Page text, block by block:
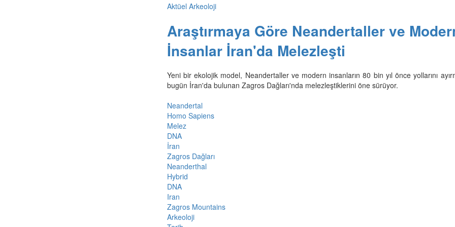
Aktüel Arkeoloji
Araştırmaya Göre Neandertaller ve
İnsanlar İran'da Melezleşti
Yeni bir ekolojik model, Neandertaller ve modern insanların 80 bin yıl önce yollarını
bugün İran'da bulunan Zagros Dağları'nda melezleştiklerini öne sürüyor.
Neandertal
Homo Sapiens
Melez
DNA
İran
Zagros Dağları
Neanderthal
Hybrid
DNA
Iran
Zagros Mountains
Arkeoloji